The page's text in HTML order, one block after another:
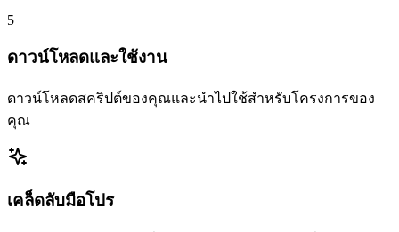
5
ดาวน์โหลดและใช้งาน
ดาวน์โหลดสคริปต์ของคุณและนำไปใช้สำหรับโครงการของ
คุณ
เคล็ดลับมือโปร